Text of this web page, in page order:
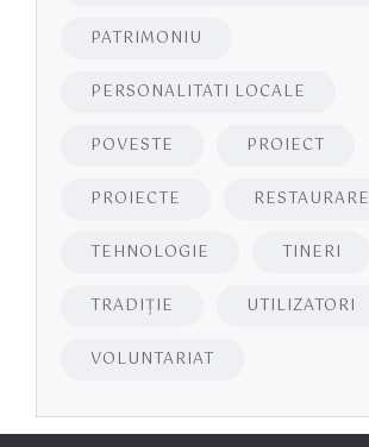
PATRIMONIU
PERSONALITATI LOCALE
POVESTE PROIECT
PROIECTE RESTAURARE
TEHNOLOGIE TINERI
TRADIȚIE UTILIZATORI
VOLUNTARIAT